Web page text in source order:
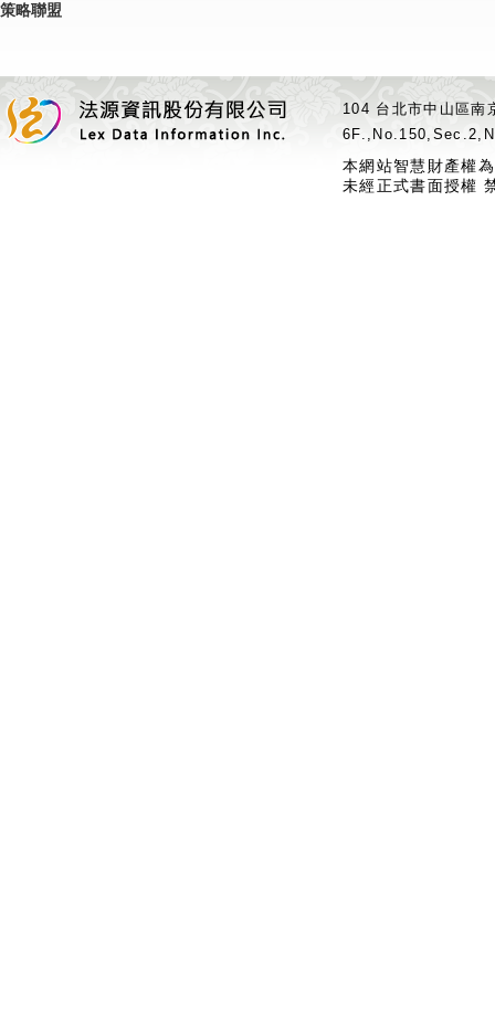
策略聯盟
104 台北市中山區
本網站智慧財產權
未經正式書面授權